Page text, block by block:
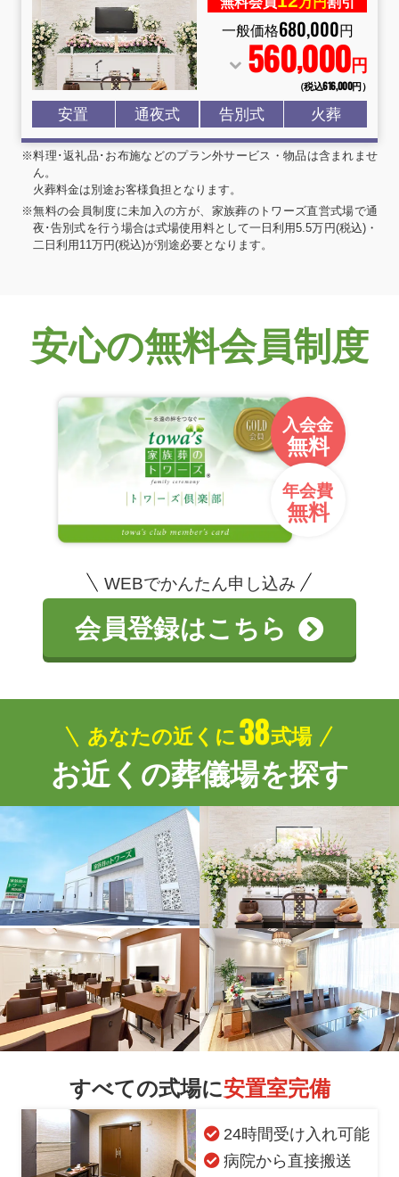
一般価格680,000円
560,000円
（税込616,000円）
安置 通夜式 告別式 火葬
※料理･返礼品･お布施などのプラン外サービス・物品は含まれませ
ん。
火葬料金は別途お客様負担となります。
※無料の会員制度に未加入の方が、家族葬のトワーズ直営式場で通
夜･告別式を行う場合は式場使用料として一日利用5.5万円(税込)・
二日利用11万円(税込)が別途必要となります。
安心の無料会員制度
入会金
無料
年会費
無料
WEBでかんたん申し込み
会員登録はこちら
あなたの近くに 38式場
お近くの葬儀場を探す
すべての式場に安置室完備
24時間受け入れ可能
病院から直接搬送